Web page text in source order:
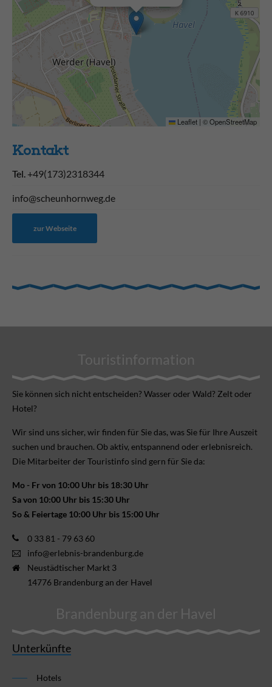
Leaflet | ©OpenStreetMap
Kontakt
Tel. +49(173)2318344
info@scheunhornweg.de
zur Webseite
Touristinformation
Sie können sich nicht ent­scheiden? Wasser oder Wald? Zelt oder
Hotel?
Wir sind uns sicher, wir finden für Sie das, was Sie für Ihre Aus­zeit
suchen und brauchen. Ob aktiv, ent­spannend oder erlebnis­reich.
Die Mitarbeiter der Touristinfo sind gern für Sie da:
Mo - Fr von 10:00 Uhr bis 18:30 Uhr
Sa von 10:00 Uhr bis 15:30 Uhr
So & Feiertage 10:00 Uhr bis 15:00 Uhr
0 33 81 - 79 63 60
info@erlebnis-brandenburg.de
Neustädtischer Markt 3
14776 Brandenburg an der Havel
Brandenburg an der Havel
Unterkünfte
Hotels